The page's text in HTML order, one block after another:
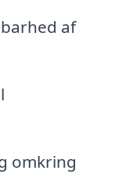
af
omkring